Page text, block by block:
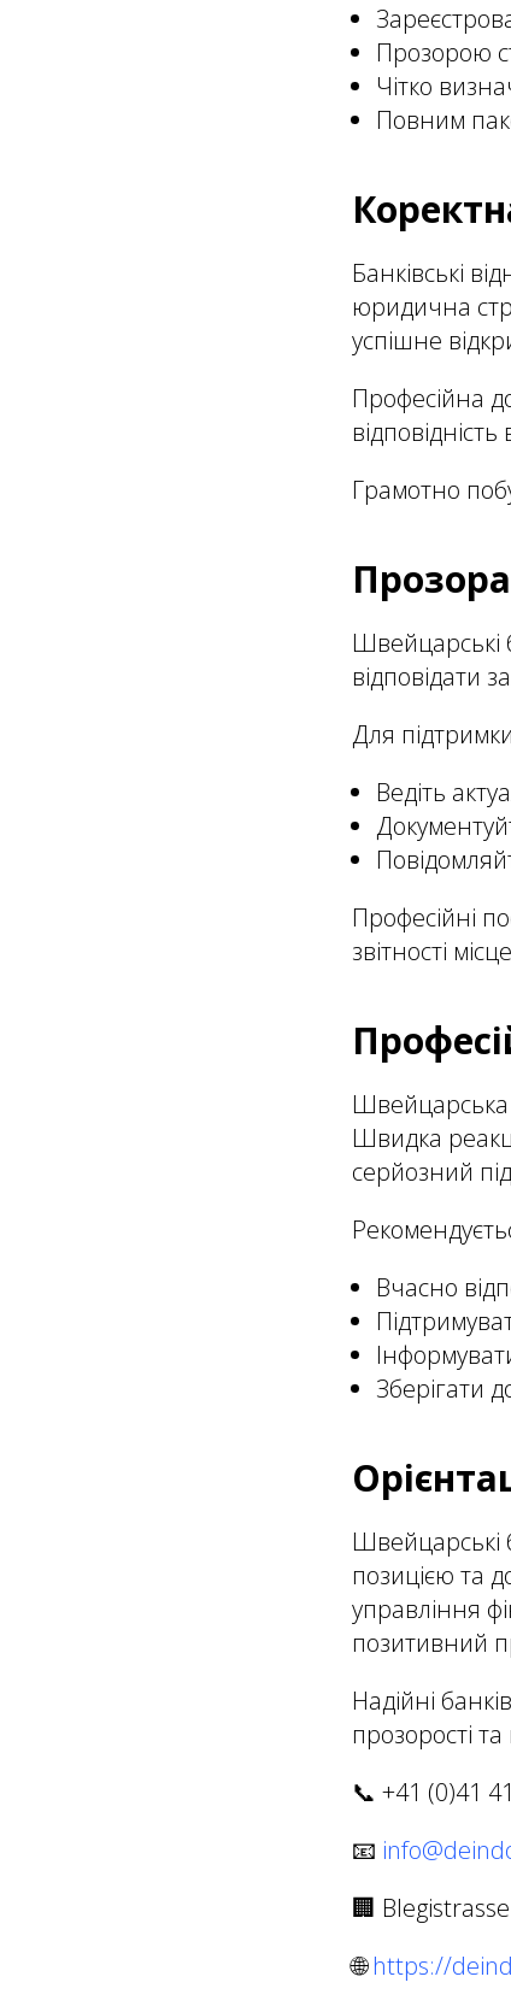
Прозорою
Чітко
Повним
Банківські
юридична
успішне
Професійна
Грамотно
Швейцарські
відповідати
Для
Ведіть
Професійні
звітності
Швейцарська
Швидка
серйозний
Вчасно
Зберігати
Швейцарські
позицією та
управління
позитивний
Надійні
прозорості
📞 +41 (0)41
📧
🏢
🌐https://